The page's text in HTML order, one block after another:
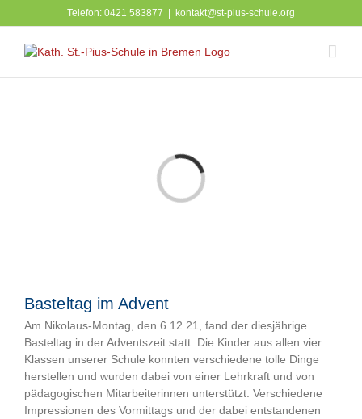
Inhalt
springen
Telefon: 0421 583877 kontakt@st-pius-schule.org
Laden...
Basteltag im Advent
Am Nikolaus-Montag, den 6.12.21, fand der diesjährige
Basteltag in der Adventszeit statt. Die Kinder aus allen vier
Klassen unserer Schule konnten verschiedene tolle Dinge
herstellen und wurden dabei von einer Lehrkraft und von
pädagogischen Mitarbeiterinnen unterstützt. Verschiedene
Impressionen des Vormittags und der dabei entstandenen